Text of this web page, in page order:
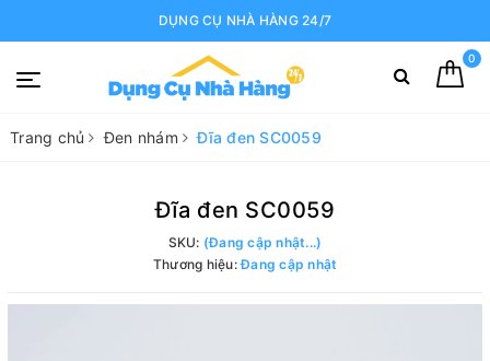
DỤNG CỤ NHÀ HÀNG 24/7
0
Trang chủ Đen nhám Đĩa đen SC0059
Đĩa đen SC0059
SKU: (Đang cập nhật...)
Thương hiệu:Đang cập nhật